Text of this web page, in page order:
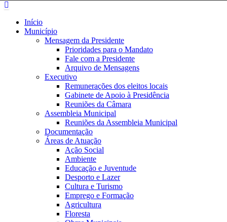
Início
Município
Mensagem da Presidente
Prioridades para o Mandato
Fale com a Presidente
Arquivo de Mensagens
Executivo
Remunerações dos eleitos locais
Gabinete de Apoio à Presidência
Reuniões da Câmara
Assembleia Municipal
Reuniões da Assembleia Municipal
Documentação
Áreas de Atuação
Ação Social
Ambiente
Educação e Juventude
Desporto e Lazer
Cultura e Turismo
Emprego e Formação
Agricultura
Floresta